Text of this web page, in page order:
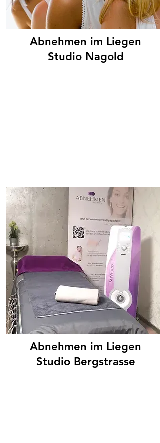
Abnehmen im Liegen
Studio Nagold
Abnehmen im Liegen
Studio Bergstrasse